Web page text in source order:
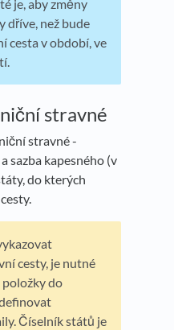
je, aby změny
dříve, než bude
cesta v období, ve
stravné
stravné -
sazba kapesného (v
do kterých
cesty, je nutné
do
Číselník států je